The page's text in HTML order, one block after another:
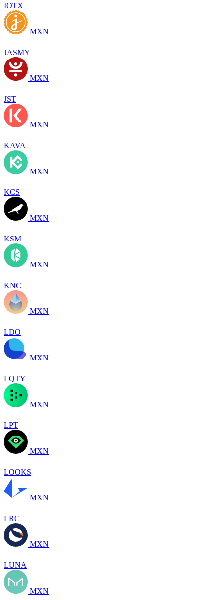
IOTX
MXN
JASMY
MXN
JST
MXN
KAVA
MXN
KCS
MXN
KSM
MXN
KNC
MXN
LDO
MXN
LQTY
MXN
LPT
MXN
LOOKS
MXN
LRC
MXN
LUNA
MXN